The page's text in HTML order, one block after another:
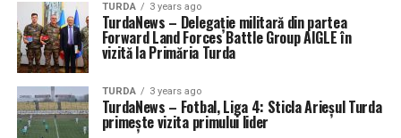
TURDA 3 years ago
TurdaNews – Delegație militară din partea
Forward Land Forces Battle Group AIGLE în
vizită la Primăria Turda
TURDA 3 years ago
TurdaNews – Fotbal, Liga 4: Sticla Arieșul Turda
primește vizita primului lider